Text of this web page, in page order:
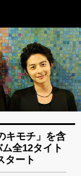
キモチ」を含
全12タイト
タート